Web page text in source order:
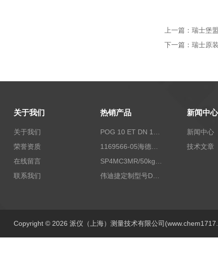
上一篇： 瑞士堡
下一篇： 瑞士原
关于我们
关于我们
荣誉资质
在线留言
联系我们
热销产品
1169566-05海德汉西门子编码器现货
伟迪捷定制型号DHM506-5000-002
新闻中心
新闻中心
技术文章
Copyright © 2026 派仪（上海）测量技术有限公司